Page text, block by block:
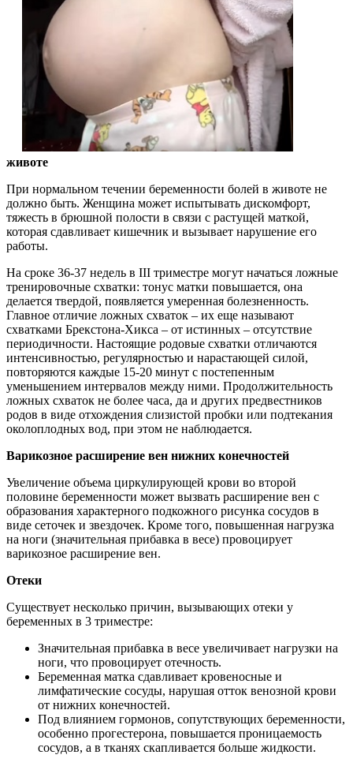
животе
При нормальном течении беременности болей в животе не
должно быть. Женщина может испытывать дискомфорт,
тяжесть в брюшной полости в связи с растущей маткой,
которая сдавливает кишечник и вызывает нарушение его
работы.
На сроке 36-37 недель в III триместре могут начаться ложные
тренировочные схватки: тонус матки повышается, она
делается твердой, появляется умеренная болезненность.
Главное отличие ложных схваток – их еще называют
схватками Брекстона-Хикса – от истинных – отсутствие
периодичности. Настоящие родовые схватки отличаются
интенсивностью, регулярностью и нарастающей силой,
повторяются каждые 15-20 минут с постепенным
уменьшением интервалов между ними. Продолжительность
ложных схваток не более часа, да и других предвестников
родов в виде отхождения слизистой пробки или подтекания
околоплодных вод, при этом не наблюдается.
Варикозное расширение вен нижних конечностей
Увеличение объема циркулирующей крови во второй
половине беременности может вызвать расширение вен с
образования характерного подкожного рисунка сосудов в
виде сеточек и звездочек. Кроме того, повышенная нагрузка
на ноги (значительная прибавка в весе) провоцирует
варикозное расширение вен.
Отеки
Существует несколько причин, вызывающих отеки у
беременных в 3 триместре:
Значительная прибавка в весе увеличивает нагрузки на
ноги, что провоцирует отечность.
Беременная матка сдавливает кровеносные и
лимфатические сосуды, нарушая отток венозной крови
от нижних конечностей.
Под влиянием гормонов, сопутствующих беременности,
особенно прогестерона, повышается проницаемость
сосудов, а в тканях скапливается больше жидкости.